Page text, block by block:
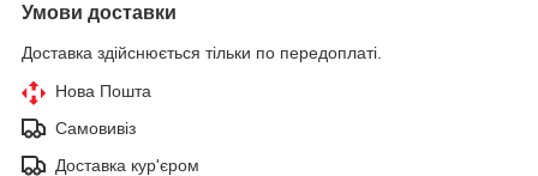
Умови доставки
Доставка здійснюється тільки по передоплаті.
Нова Пошта
Самовивіз
Доставка кур'єром